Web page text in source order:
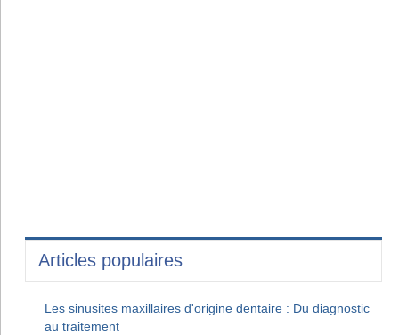
Articles populaires
Les sinusites maxillaires d'origine dentaire : Du diagnostic
au traitement